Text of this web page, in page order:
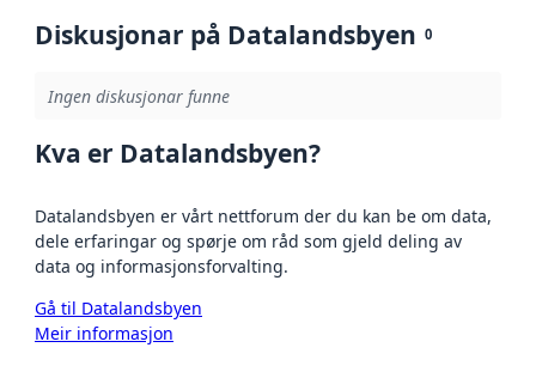
Diskusjonar på Datalandsbyen 0
Ingen diskusjonar funne
Kva er Datalandsbyen?
Datalandsbyen er vårt nettforum der du kan be om data,
dele erfaringar og spørje om råd som gjeld deling av
data og informasjonsforvalting.
Gå til Datalandsbyen
Meir informasjon